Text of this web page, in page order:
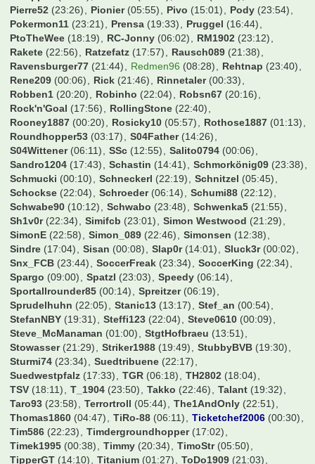
MarkusG.(22:22) Martin85(14:27) Mattgere
(21:06)
Maumau1987(05:16) MaxMorgen(09:54) MaxSVW(01:00)
MaxWilsh(02:36) Maximum(14:34) Maxouli_29(09:11)
MayerAndreas
(09:22) Mehlo(23:28) Mehmet Scholl
Mel76(05:28) MemoKS(05:16) Micha-W(05:33)
Micha1978(14:51) Michi91(13:00) Mo1909(17:03)
Moerinho (06:20) Mokelele(00:06) MonsieuL(01:26)
Moritz__vb(23:48) N-11(23:57) N8BAR(15:29)
Ni7co(15:07) Nico1701(22:07) NicoO(21:05) Nik96(21:56)
Niklas95(05:15) NilS04 (22:32) Nils_01(22:27)
Norsinger(17:54) Norton51(01:42) Obelix1301(00:25)
Oecher(19:38) OhrenKrebs(12:56) OlD(12:15)
Ollek63(18:33) OlympiC(22:20) OnitUr(21:36)
Onkel(21:09) Oole(06:01) Otte1997 (14:32) Owler(18:43)
Oz84(05:59) PM2006(22:20) Panthera1909(00:29)
Pat.B.(01:06) Patrick85(22:23) Paule_Junior(18:05)
Pepe09(06:07) Peter324(22:57) PeterPlautze (04:46)
Pez(00:08) Pforte(23:31) Phil93257(06:08)
Philipp09 (06:15) Picca41(14:00) Piefke(15:25)
Pierre52(23:26) Pionier(05:55) Pivo(15:01)
Pokermon11(23:21) Prensa(19:33) Pruggel
PtoTheWee(18:19) RC-Jonny(06:02) RM1902 (23:12)
Rakete(22:56) Ratzefatz(17:57) Rausch089(21:38)
Ravensburger77(21:44) Redmen96(08:28) Rehtnap
Rene209(00:06) Rick(21:46) Rinnetaler(00:33)
Robben1 (20:20) Robinho(22:04) Robsn67
Rock'n'Goal(17:56) RollingStone(22:40)
Rooney1887 (00:20) Rosicky10(05:57) Rothose1887(01:13)
Roundhopper53(03:17) S04Father(14:26)
S04Wittener(06:11) SSc(12:55) Salito0794(00:06)
Sandro1204(17:43) Schastin(14:41) Schmorkönig09
Schmucki(00:10) Schneckerl(22:19) Schnitzel(05:45)
Schockse (22:04) Schroeder(06:14) Schumi88(22:12)